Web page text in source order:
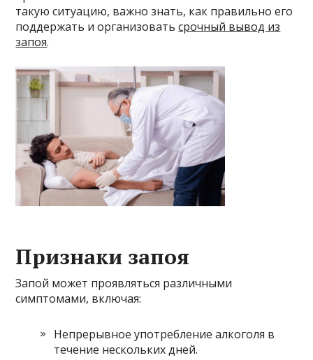
такую ситуацию, важно знать, как правильно его
поддержать и организоватьсрочный вывод из
запоя.
Признаки запоя
Запой может проявляться различными
симптомами, включая:
Непрерывное употребление алкоголя в
течение нескольких дней.